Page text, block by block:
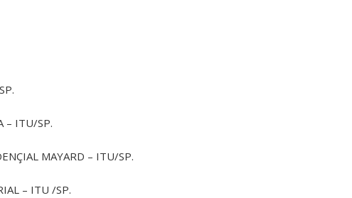
– ITU/SP.
MAYARD – ITU/SP.
– ITU /SP.